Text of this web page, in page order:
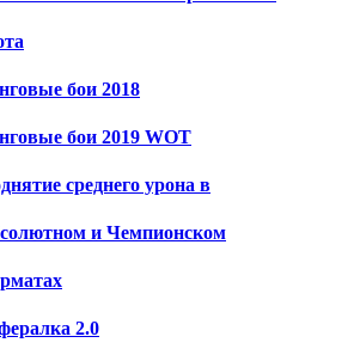
бои 2018
бои 2019 WOT
среднего урона в
и Чемпионском
2.0